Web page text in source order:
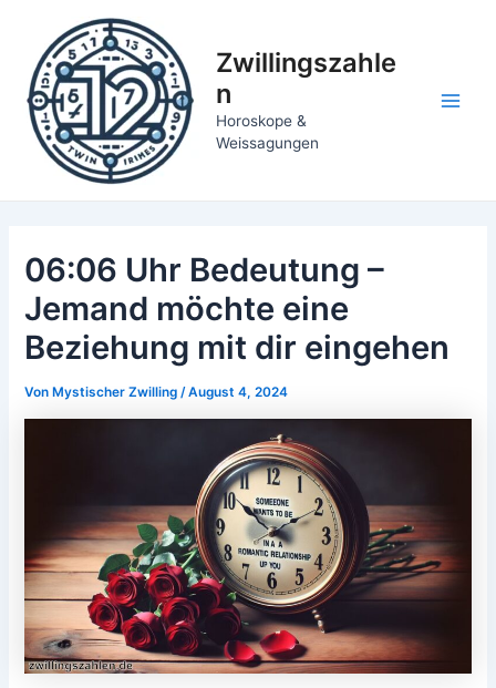
springen
Zwillingszahle
n
Horoskope &
Weissagungen
06:06 Uhr Bedeutung –
Jemand möchte eine
Beziehung mit dir eingehen
Von Mystischer Zwilling/August 4, 2024